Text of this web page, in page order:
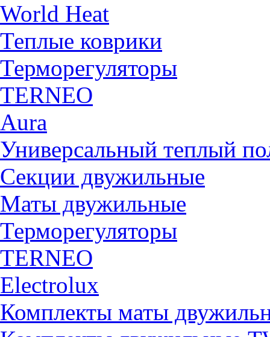
World Heat
Теплые коврики
Терморегуляторы
TERNEO
Aura
Универсальный теплый
Секции двужильные
Маты двужильные
Терморегуляторы
TERNEO
Electrolux
Комплекты маты